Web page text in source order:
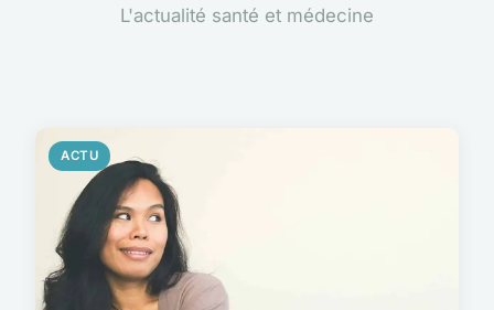
L'actualité santé et médecine
ACTU